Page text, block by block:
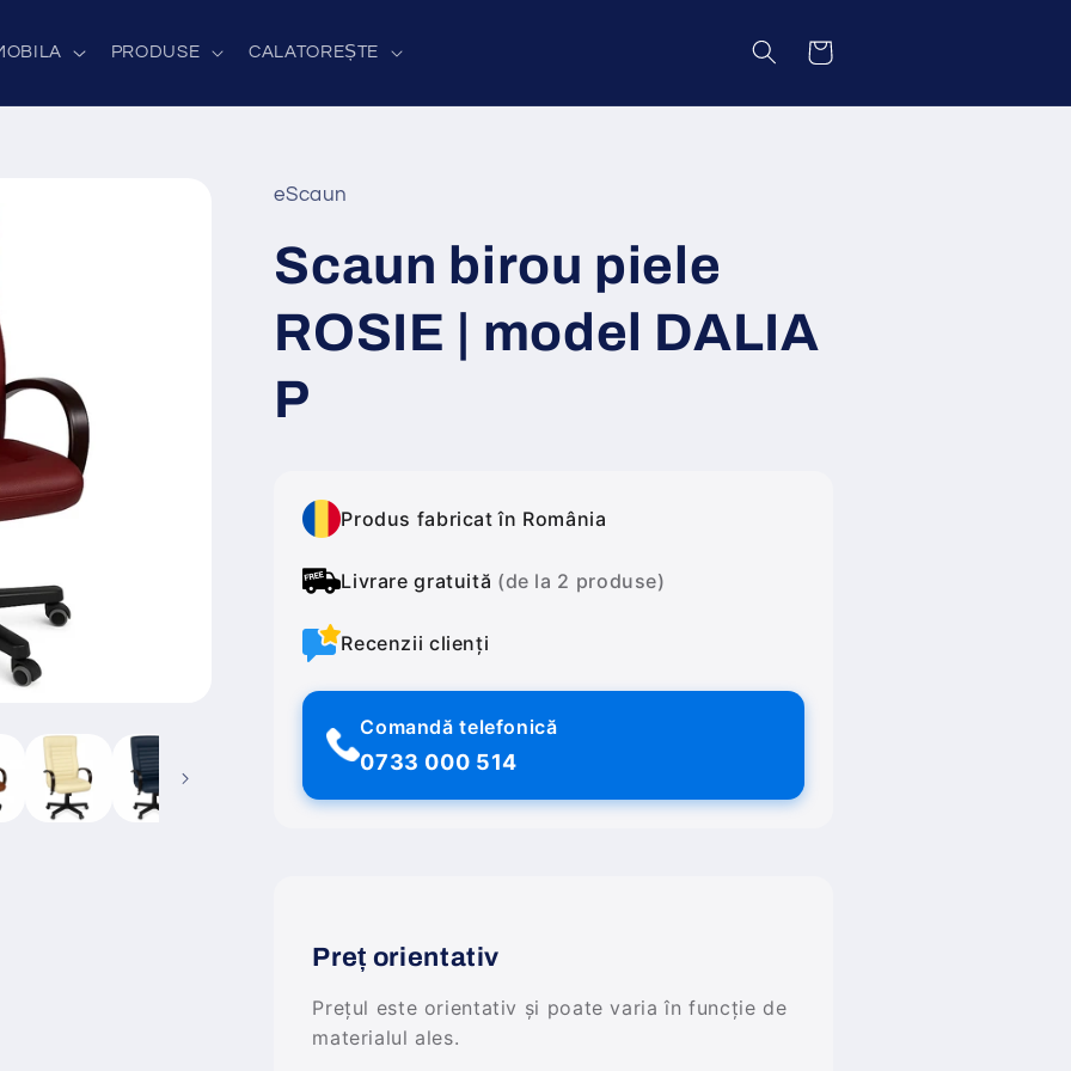
PRODUSE CALATOREȘTE Coș
eScaun
Scaun birou piele
ROSIE | model DALIA
P
Produs fabricat în România
Livrare gratuită (de la 2 produse)
Recenzii clienți
Comandă telefonică
0733 000 514
Preț orientativ
Prețul este orientativ și poate varia în funcție de
materialul ales.